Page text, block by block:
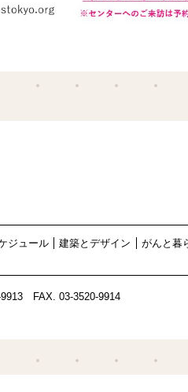
ジュール 建築とデザイン がんと暮
FAX. 03-3520-9914